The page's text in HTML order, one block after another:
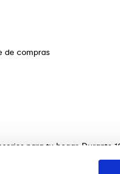
de compras
para tu hogar. Durante
de mesas, sillas, camas,